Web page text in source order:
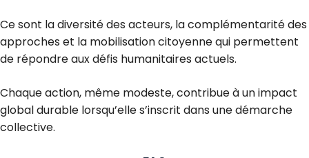
Ce sont la diversité des acteurs, la complémentarité des
approches et la mobilisation citoyenne qui permettent
de répondre aux défis humanitaires actuels.
Chaque action, même modeste, contribue à un impact
global durable lorsqu’elle s’inscrit dans une démarche
collective.